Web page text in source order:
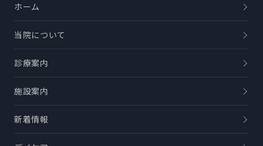
ホーム
当院について
診療案内
施設案内
新着情報